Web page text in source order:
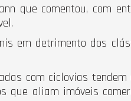
que comentou, com
em detrimento dos
com ciclovias
que aliam imóveis